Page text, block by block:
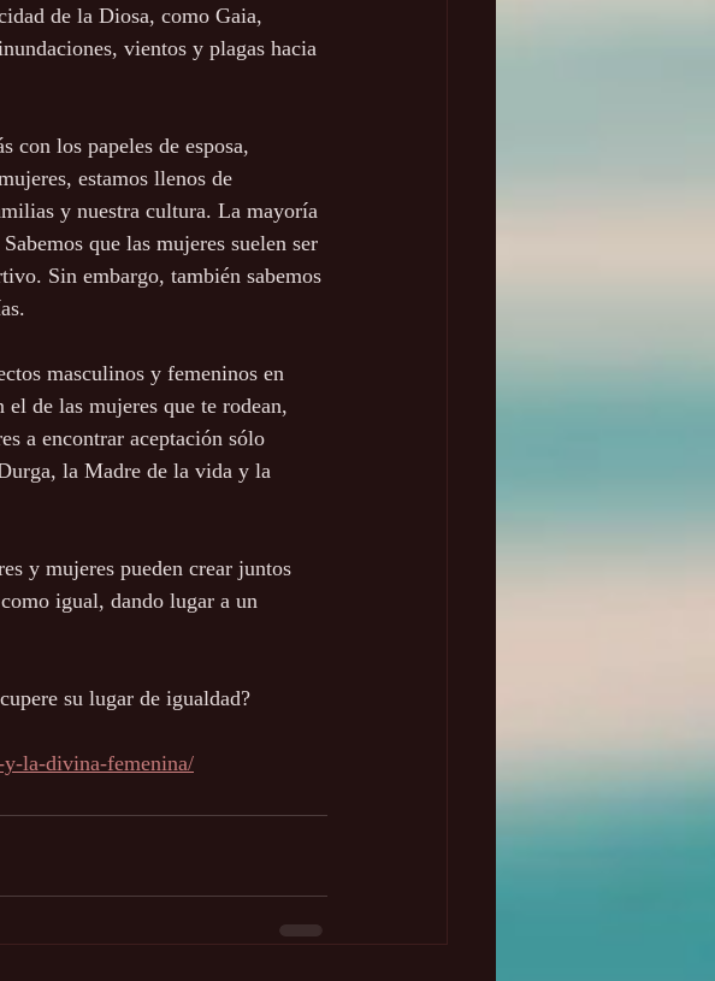
de la Diosa, como Gaia,
vientos y plagas hacia
con los papeles de esposa,
estamos llenos de
y nuestra cultura. La mayoría
que las mujeres suelen ser
Sin embargo, también sabemos
masculinos y femeninos en
de las mujeres que te rodean,
a encontrar aceptación sólo
la Madre de la vida y la
y mujeres pueden crear juntos
igual, dando lugar a un
su lugar de igualdad?
y-la-divina-femenina/